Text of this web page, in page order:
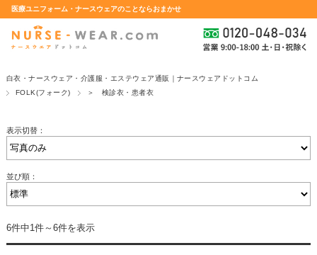
医療ユニフォーム・ナースウェアのことならおまかせ
白衣・ナースウェア・介護服・エステウェア通販｜ナースウェアドットコム
FOLK(フォーク)
＞ 検診衣・患者衣
表示切替：
並び順：
6件中1件～6件を表示